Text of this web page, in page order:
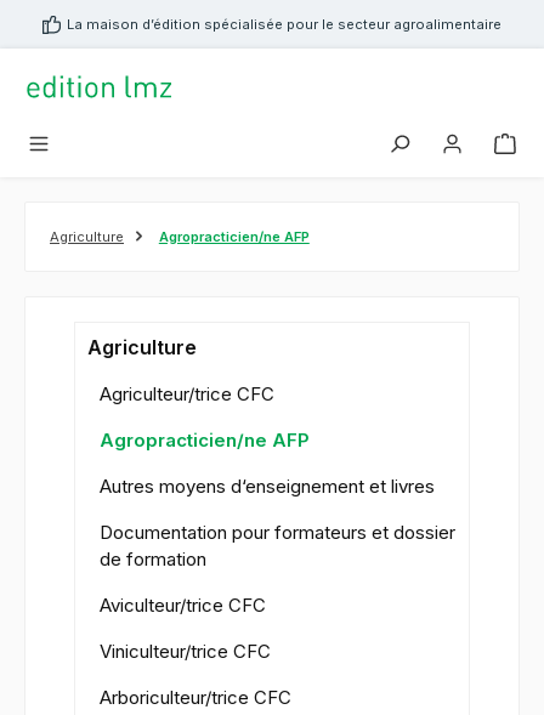
principal
La maison d’édition spécialisée pour le secteur agroalimentaire
Agriculture Agropracticien/ne AFP
Agriculture
Agriculteur/trice CFC
Agropracticien/ne AFP
Autres moyens d‘enseignement et livres
Documentation pour formateurs et dossier
de formation
Aviculteur/trice CFC
Viniculteur/trice CFC
Arboriculteur/trice CFC